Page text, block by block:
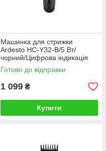
Машинка для стрижки
Ardesto HC-Y32-B/5 Вт/
чорний/Цифрова індикація
заряду
Готово до відправки
1 099 ₴
Купити